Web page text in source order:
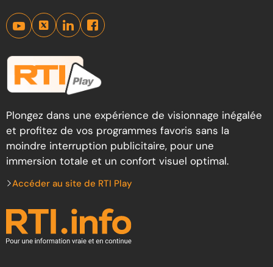
Plongez dans une expérience de visionnage inégalée
et profitez de vos programmes favoris sans la
moindre interruption publicitaire, pour une
immersion totale et un confort visuel optimal.
Accéder au site de RTI Play